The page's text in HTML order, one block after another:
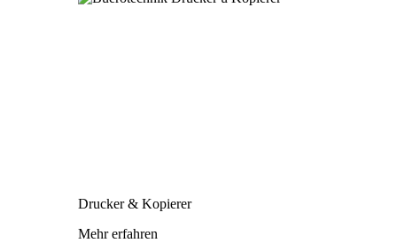
Drucker & Kopierer
Mehr erfahren